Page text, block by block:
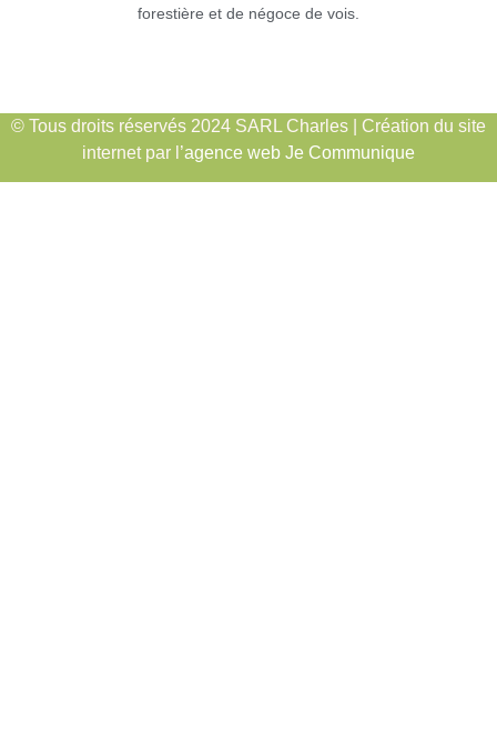
forestière et de négoce de vois.
© Tous droits réservés 2024 SARL Charles | Création du site
internet par l’agence web Je Communique